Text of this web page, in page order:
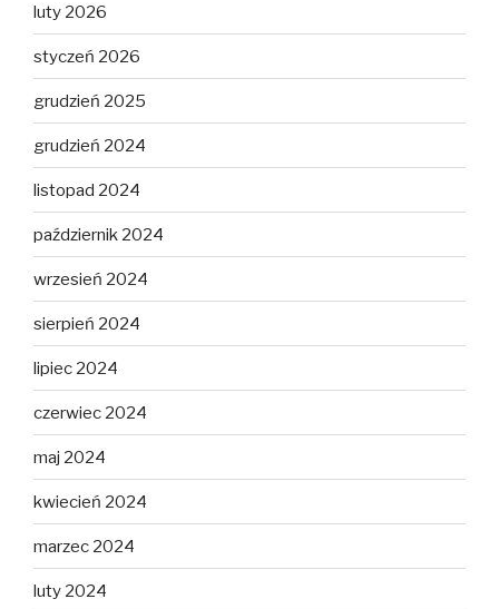
luty 2026
styczeń 2026
grudzień 2025
grudzień 2024
listopad 2024
październik 2024
wrzesień 2024
sierpień 2024
lipiec 2024
czerwiec 2024
maj 2024
kwiecień 2024
marzec 2024
luty 2024